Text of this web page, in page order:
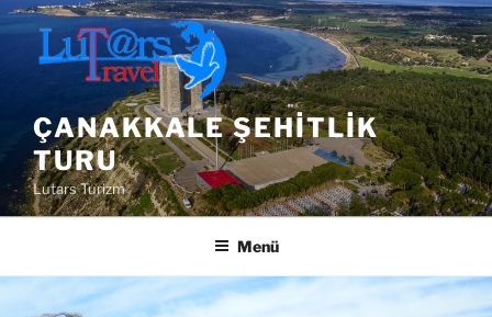
İçeriğe
geç
ÇANAKKALE ŞEHITLIK
TURU
Lutars Turizm
Menü